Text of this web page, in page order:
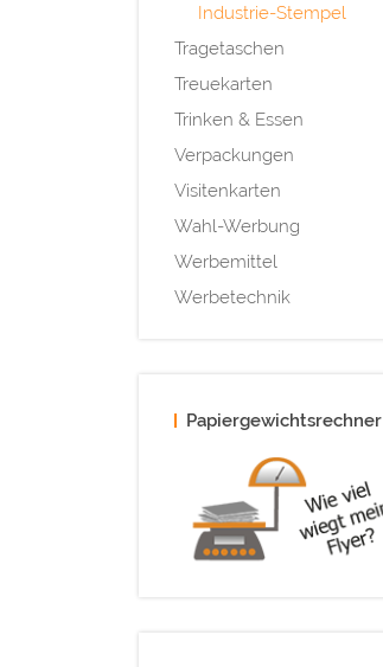
Industrie-Stempel
Tragetaschen
Treuekarten
Trinken & Essen
Verpackungen
Visitenkarten
Wahl-Werbung
Werbemittel
Werbetechnik
Papiergewichtsrechner